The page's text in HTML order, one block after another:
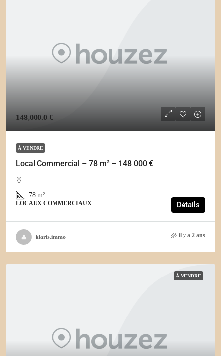
148,000.0 €
À VENDRE
Local Commercial – 78 m² – 148 000 €
78 m²
LOCAUX COMMERCIAUX Détails
klaris.immo il y a 2 ans
À VENDRE